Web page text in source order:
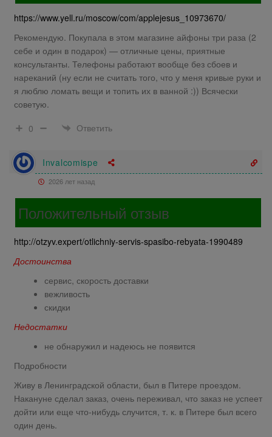
https://www.yell.ru/moscow/com/applejesus_10973670/
Рекомендую. Покупала в этом магазине айфоны три раза (2
себе и один в подарок) — отличные цены, приятные
консультанты. Телефоны работают вообще без сбоев и
нареканий (ну если не считать того, что у меня кривые руки и
я люблю ломать вещи и топить их в ванной :)) Всячески
советую.
0
Ответить
Invalcomispe
2026 лет назад
Положительный отзыв
http://otzyv.expert/otlichniy-servis-spasibo-rebyata-1990489
Достоинства
сервис, скорость доставки
вежливость
скидки
Недостатки
не обнаружил и надеюсь не появится
Подробности
Живу в Ленинградской области, был в Питере проездом.
Накануне сделал заказ, очень переживал, что заказ не успеет
дойти или еще что-нибудь случится, т. к. в Питере был всего
один день.